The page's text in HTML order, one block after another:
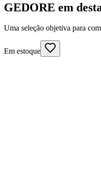
GEDORE em
Uma seleção objetiva para
Em estoque